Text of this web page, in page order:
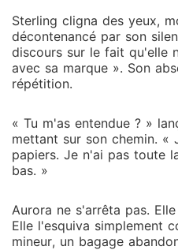
Sterling cligna des yeux,
décontenancé par son
discours sur le fait qu'elle
avec sa marque ». Son
répétition.
« Tu m'as entendue ? »
mettant sur son chemin. «
papiers. Je n'ai pas toute
bas. »
Aurora ne s'arrêta pas.
Elle l'esquiva simplement
mineur, un bagage